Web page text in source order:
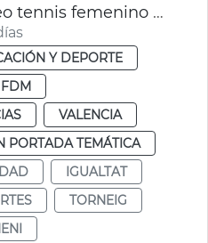
Presentación torneo tennis femenino BBVA Open Internacional
Y DEPORTE
VALENCIA
PORTADA TEMÁTICA
IGUALTAT
TORNEIG